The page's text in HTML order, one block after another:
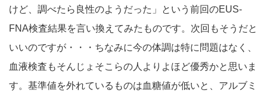
けど、調べたら良性のようだった」という前回のEUS-
FNA検査結果を言い換えてみたものです。次回もそうだと
いいのですが・・・ちなみに今の体調は特に問題はなく、
血液検査もそんじょそこらの人よりよほど優秀かと思いま
す。基準値を外れているものは血糖値が低いと、アルブミ